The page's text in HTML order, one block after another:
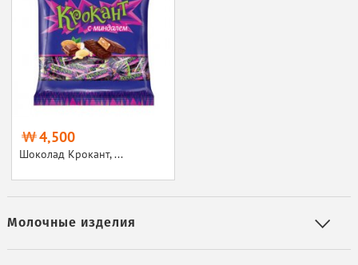
4,500
Шоколад Крокант, ...
Молочные изделия